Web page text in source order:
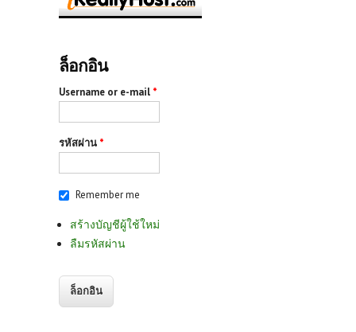
ล็อกอิน
Username or e-mail *
รหัสผ่าน *
Remember me
สร้างบัญชีผู้ใช้ใหม่
ลืมรหัสผ่าน